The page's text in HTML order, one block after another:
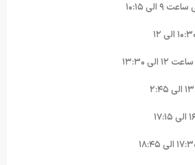
۱۰:۱۵
۱۳:۳۰